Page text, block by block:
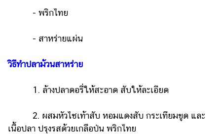
- พริกไทย
- สาหร่ายแผ่น
วิธีทำปลาม้วนสาหร่าย
1. ล้างปลาดอรี่ให้สะอาด สับให้ละเอียด
2. ผสมหัวไชเท้าสับ หอมแดงสับ กระเทียมขูด และ
เนื้อปลา ปรุงรสด้วยเกลือป่น พริกไทย